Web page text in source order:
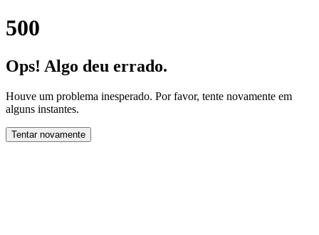
500
Ops! Algo deu errado.
Houve um problema inesperado. Por favor, tente novamente em
alguns instantes.
Tentar novamente